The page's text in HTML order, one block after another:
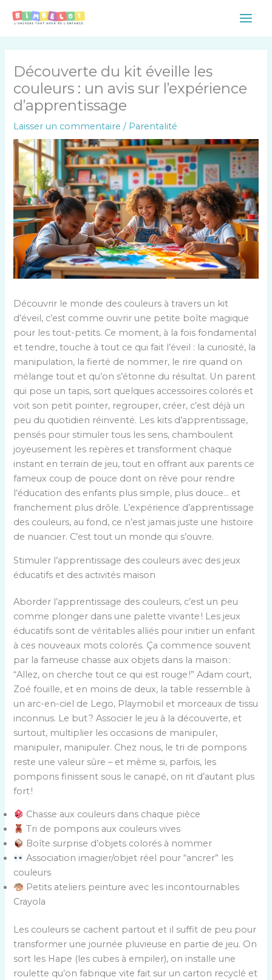
Main
Découverte du kit éveille les
couleurs : un avis sur l’expérience
d’apprentissage
Laisser un commentaire / Parentalité
Découvrir le monde des couleurs à travers un kit
d’éveil, c’est comme ouvrir une petite boîte magique
pour les tout-petits. Ce moment, à la fois fondamental
et tendre, touche à tout ce qui fait l’éveil : la curiosité, la
manipulation, la fierté de nommer, le rire quand on
mélange tout et qu’on s’étonne du résultat. Un parent
qui pose un tapis, sort quelques accessoires colorés et
voit son petit pointer, regrouper, créer, c’est déjà un
peu du quotidien réinventé. Les kits d’apprentissage,
pensés pour stimuler tous les sens, chamboulent
joyeusement les repères et transforment chaque
instant en terrain de jeu, tout en offrant aux parents ce
fameux coup de pouce dont on rêve pour rendre
l’éducation des enfants plus simple, plus douce… et
franchement plus drôle. L’expérience d’apprentissage
des couleurs, au fond, ce n’est jamais juste une histoire
de nuancier. C’est tout un monde qui s’ouvre.
Stimuler l’apprentissage des couleurs avec des jeux
éducatifs et des activités maison
Aborder l’apprentissage des couleurs, c’est un peu
comme plonger dans une palette vivante ! Les jeux
éducatifs sont de véritables alliés pour initier un enfant
à ces nouveaux mots colorés. Ça commence souvent
par la fameuse chasse aux objets dans la maison :
“Allez, on cherche tout ce qui est rouge !” Adam court,
Zoé fouille, et en moins de deux, la table ressemble à
un arc-en-ciel de Lego, Playmobil et morceaux de tissu
inconnus. Le but ? Associer le jeu à la découverte, et
surtout, multiplier les occasions de manipuler,
manipuler, manipuler. Chez nous, le tri de pompons
reste une valeur sûre – et même si, parfois, les
pompons finissent sous le canapé, on rit d’autant plus
fort !
Chasse aux couleurs dans chaque pièce
Tri de pompons aux couleurs vives
Boîte surprise d’objets colorés à nommer
Association imagier/objet réel pour “ancrer” les
couleurs
Petits ateliers peinture avec les incontournables
Crayola
Les couleurs se cachent partout et il suffit de peu pour
transformer une journée pluvieuse en partie de jeu. On
sort les Hape (les cubes à empiler), on installe une
roulette qu’on fabrique vite fait sur un carton recyclé et